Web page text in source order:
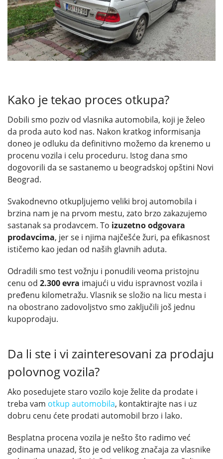
Kako je tekao proces otkupa?
Dobili smo poziv od vlasnika automobila, koji je želeo
da proda auto kod nas. Nakon kratkog informisanja
doneo je odluku da definitivno možemo da krenemo u
procenu vozila i celu proceduru. Istog dana smo
dogovorili da se sastanemo u beogradskoj opštini Novi
Beograd.
Svakodnevno otkupljujemo veliki broj automobila i
brzina nam je na prvom mestu, zato brzo zakazujemo
sastanak sa prodavcem. To izuzetno odgovara
prodavcima, jer se i njima najčešće žuri, pa efikasnost
ističemo kao jedan od naših glavnih aduta.
Odradili smo test vožnju i ponudili veoma pristojnu
cenu od 2.300 evra imajući u vidu ispravnost vozila i
pređenu kilometražu. Vlasnik se složio na licu mesta i
na obostrano zadovoljstvo smo zaključili još jednu
kupoprodaju.
Da li ste i vi zainteresovani za prodaju
polovnog vozila?
Ako posedujete staro vozilo koje želite da prodate i
treba vam otkup automobila, kontaktirajte nas i uz
dobru cenu ćete prodati automobil brzo i lako.
Besplatna procena vozila je nešto što radimo već
godinama unazad, što je od velikog značaja za vlasnike